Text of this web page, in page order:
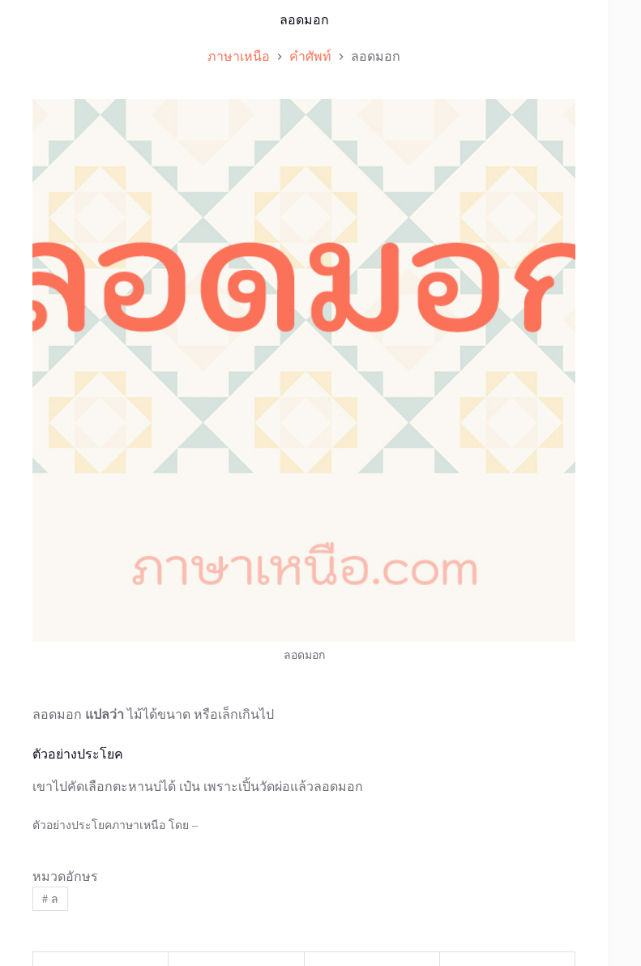
ลอดมอก
ภาษาเหนือ คำศัพท์ ลอดมอก
ลอดมอก
ลอดมอก แปลว่า ไม้ได้ขนาด หรือเล็กเกินไป
ตัวอย่างประโยค
เขาไปคัดเลือกตะหานบ่ได้ เป๋น เพราะเปิ้นวัดผ่อแล้วลอดมอก
ตัวอย่างประโยคภาษาเหนือ โดย –
หมวดอักษร
#ล